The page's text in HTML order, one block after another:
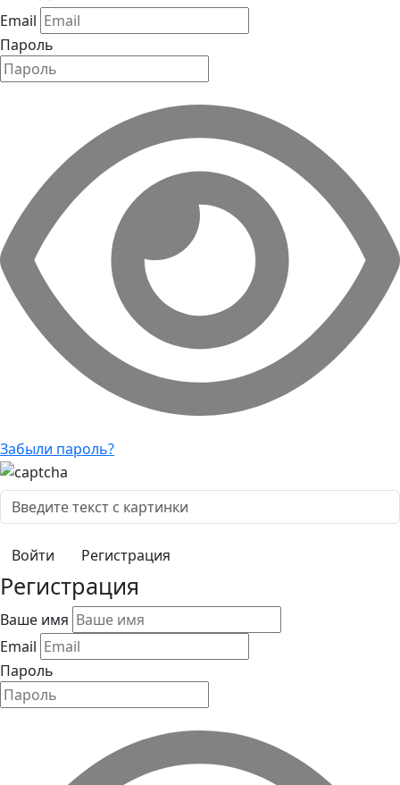
Email
Пароль
Забыли пароль?
Регистрация
Регистрация
Ваше имя
Email
Пароль